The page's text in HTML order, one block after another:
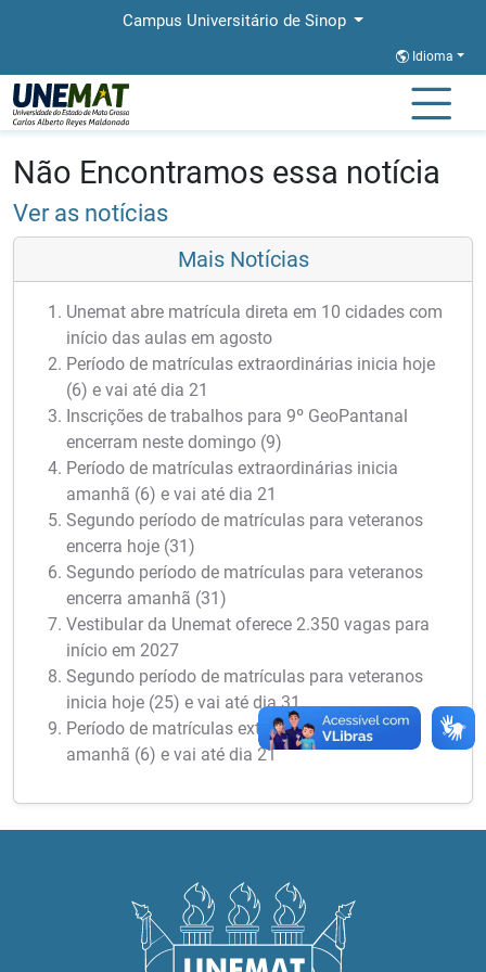
Campus Universitário de Sinop
Idioma
Página Inicial
Não Encontramos essa notícia
Ver as notícias
Mais Notícias
Unemat abre matrícula direta em 10 cidades com
início das aulas em agosto
Período de matrículas extraordinárias inicia hoje
(6) e vai até dia 21
Inscrições de trabalhos para 9º GeoPantanal
encerram neste domingo (9)
Período de matrículas extraordinárias inicia
amanhã (6) e vai até dia 21
Segundo período de matrículas para veteranos
encerra hoje (31)
Segundo período de matrículas para veteranos
encerra amanhã (31)
Vestibular da Unemat oferece 2.350 vagas para
início em 2027
Segundo período de matrículas para veteranos
inicia hoje (25) e vai até dia 31
Período de matrículas extraordinárias inicia
amanhã (6) e vai até dia 21